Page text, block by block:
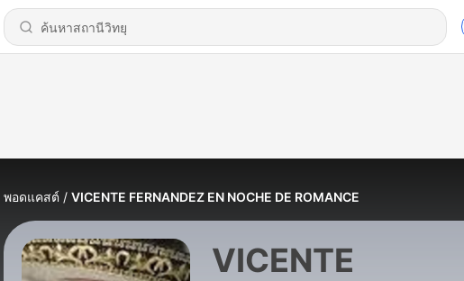
พอดแคสต์ VICENTE FERNANDEZ EN NOCHE DE ROMANCE
VICENTE